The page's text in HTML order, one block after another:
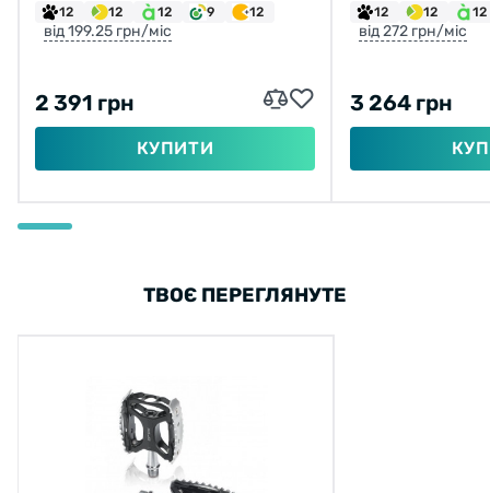
12 12 12 9 12
від 199.25 грн/міс
2 391 грн
КУПИТИ
12 12 12
від 272 грн/міс
3 264 грн
ТВОЄ ПЕРЕГЛЯНУТЕ